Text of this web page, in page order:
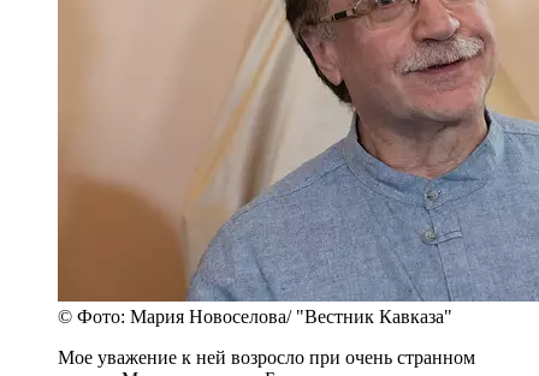
© Фото: Мария Новоселова/ "Вестник Кавказа"
Мое уважение к ней возросло при очень странном